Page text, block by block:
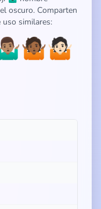
oscuro. Comparten
uso similares:
🤷🏾🤷🏻